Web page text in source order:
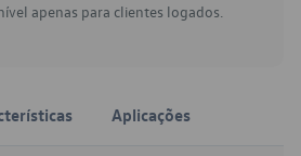
apenas para clientes logados.
Aplicações